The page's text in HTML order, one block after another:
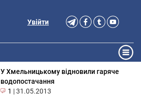
Увійти
У Хмельницькому відновили гаряче
водопостачання
1 |31.05.2013